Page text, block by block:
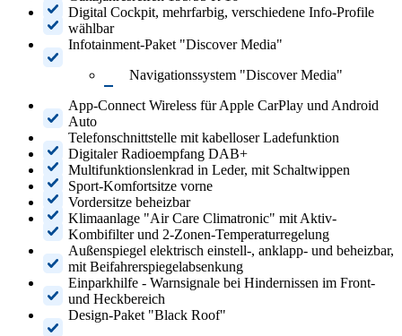
Digital Cockpit, mehrfarbig, verschiedene Info-Profile
wählbar
Infotainment-Paket "Discover Media"
Navigationssystem "Discover Media"
App-Connect Wireless für Apple CarPlay und Android
Auto
Telefonschnittstelle mit kabelloser Ladefunktion
Digitaler Radioempfang DAB+
Multifunktionslenkrad in Leder, mit Schaltwippen
Sport-Komfortsitze vorne
Vordersitze beheizbar
Klimaanlage "Air Care Climatronic" mit Aktiv-
Kombifilter und 2-Zonen-Temperaturregelung
Außenspiegel elektrisch einstell-, anklapp- und beheizbar,
mit Beifahrerspiegelabsenkung
Einparkhilfe - Warnsignale bei Hindernissen im Front-
und Heckbereich
Design-Paket "Black Roof"